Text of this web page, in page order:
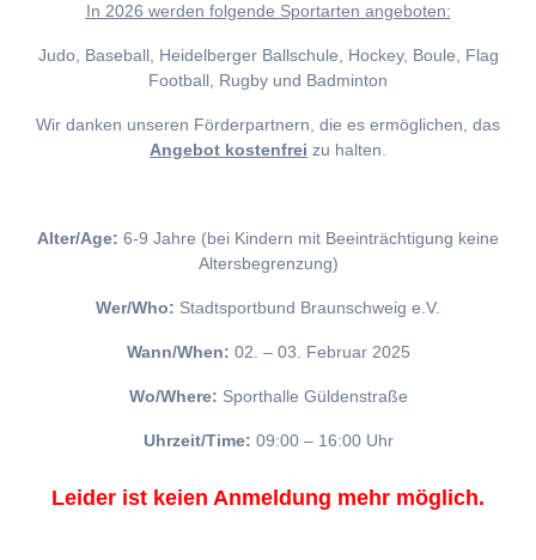
In 2026 werden folgende Sportarten angeboten:
Judo, Baseball, Heidelberger Ballschule, Hockey, Boule, Flag
Football, Rugby und Badminton
Wir danken unseren Förderpartnern, die es ermöglichen, das
Angebot kostenfrei zu halten.
Alter/Age: 6-9 Jahre (bei Kindern mit Beeinträchtigung keine
Altersbegrenzung)
Wer/Who: Stadtsportbund Braunschweig e.V.
Wann/When: 02. – 03. Februar 2025
Wo/Where: Sporthalle Güldenstraße
Uhrzeit/Time: 09:00 – 16:00 Uhr
Leider ist keien Anmeldung mehr möglich.